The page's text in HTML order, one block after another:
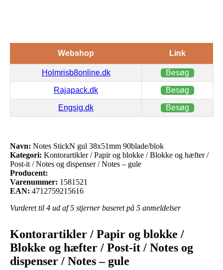
Webshop Link
Holmrisb8online.dk Besøg
Rajapack.dk Besøg
Engsig.dk Besøg
Navn: Notes StickN gul 38x51mm 90blade/blok
Kategori: Kontorartikler / Papir og blokke / Blokke og hæfter /
Post-it / Notes og dispenser / Notes – gule
Producent:
Varenummer: 1581521
EAN: 4712759215616
Vurderet til 4 ud af 5 stjerner baseret på 5 anmeldelser
Kontorartikler / Papir og blokke /
Blokke og hæfter / Post-it / Notes og
dispenser / Notes – gule